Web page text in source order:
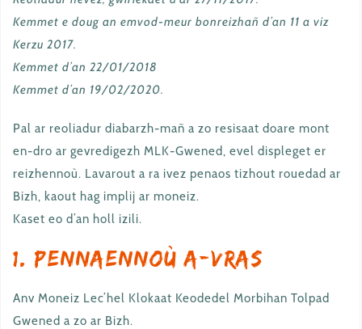
Kemmet e doug an emvod-meur bonreizhañ d’an 11 a viz
Kerzu 2017.
Kemmet d’an 22/01/2018
Kemmet d’an 19/02/2020.
Pal ar reoliadur diabarzh-mañ a zo resisaat doare mont
en-dro ar gevredigezh MLK-Gwened, evel displeget er
reizhennoù. Lavarout a ra ivez penaos tizhout rouedad ar
Bizh, kaout hag implij ar moneiz.
Kaset eo d’an holl izili.
1. Pennaennoù a-vras
Anv Moneiz Lec’hel Klokaat Keodedel Morbihan Tolpad
Gwened a zo ar Bizh.